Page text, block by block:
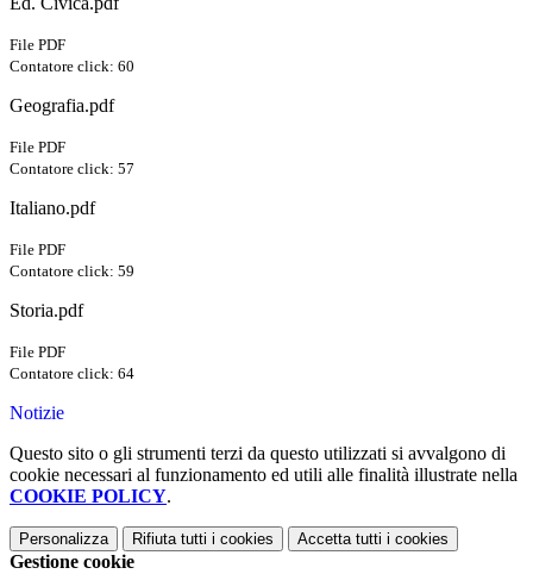
File PDF
Contatore click: 60
Geografia.pdf
File PDF
Contatore click: 57
Italiano.pdf
File PDF
Contatore click: 59
Storia.pdf
File PDF
Contatore click: 64
Notizie
Questo sito o gli strumenti terzi da questo utilizzati si avvalgono di
cookie necessari al funzionamento ed utili alle finalità illustrate nella
COOKIE POLICY.
Personalizza Rifiuta tutti i cookies Accetta tutti i cookies
Gestione cookie